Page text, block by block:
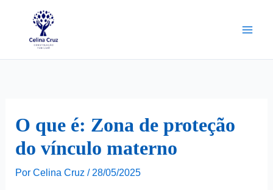
O que é: Zona de proteção
do vínculo materno
Por Celina Cruz / 28/05/2025